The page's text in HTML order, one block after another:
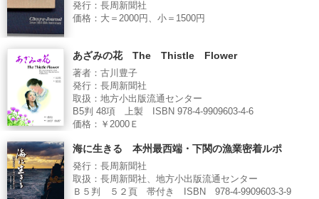
発行：長周新聞社
価格：大＝2000円、小＝1500円
あざみの花 The Thistle Flower
著者：古川豊子
発行：長周新聞社
取扱：地方小出版流通センター
B5判 48項 上製 ISBN 978-4-9909603-4-6
価格：￥2000Ｅ
海に生きる 本州最西端・下関の漁業密着ルポ
発行：長周新聞社
取扱：長周新聞社、地方小出版流通センター
Ｂ５判 ５２頁 帯付き ISBN 978-4-9909603-3-9